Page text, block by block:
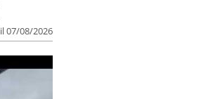
il 07/08/2026